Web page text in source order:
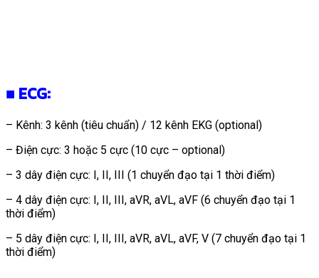
■ ECG:
– Kênh: 3 kênh (tiêu chuẩn) / 12 kênh EKG (optional)
– Điện cực: 3 hoặc 5 cực (10 cực – optional)
– 3 dây điện cực: I, II, III (1 chuyển đạo tại 1 thời điểm)
– 4 dây điện cực: I, II, III, aVR, aVL, aVF (6 chuyển đạo tại 1
thời điểm)
– 5 dây điện cực: I, II, III, aVR, aVL, aVF, V (7 chuyển đạo tại 1
thời điểm)